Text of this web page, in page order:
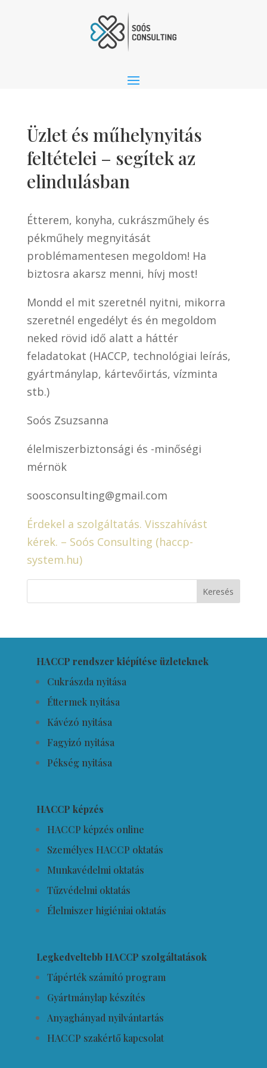
Üzlet és műhelynyitás
feltételei – segítek az
elindulásban
Étterem, konyha, cukrászműhely és
pékműhely megnyitását
problémamentesen megoldom! Ha
biztosra akarsz menni, hívj most!
Mondd el mit szeretnél nyitni, mikorra
szeretnél engedélyt és én megoldom
neked rövid idő alatt a háttér
feladatokat (HACCP, technológiai leírás,
gyártmánylap, kártevőirtás, vízminta
stb.)
Soós Zsuzsanna
élelmiszerbiztonsági és -minőségi
mérnök
soosconsulting@gmail.com
Érdekel a szolgáltatás. Visszahívást
kérek. – Soós Consulting (haccp-
system.hu)
HACCP rendszer kiépítése üzleteknek
Cukrászda nyitása
Éttermek nyitása
Kávézó nyitása
Fagyizó nyitása
Pékség nyitása
HACCP képzés
HACCP képzés online
Személyes HACCP oktatás
Munkavédelmi oktatás
Tűzvédelmi oktatás
Élelmiszer higiéniai oktatás
Legkedveltebb HACCP szolgáltatások
Tápérték számító program
Gyártmánylap készítés
Anyaghányad nyilvántartás
HACCP szakértő kapcsolat